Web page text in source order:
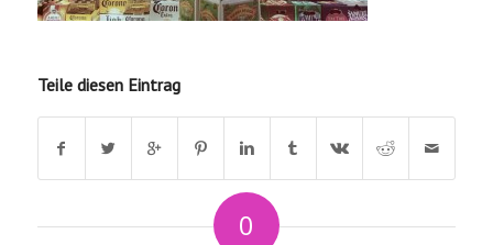
Teile diesen Eintrag
0